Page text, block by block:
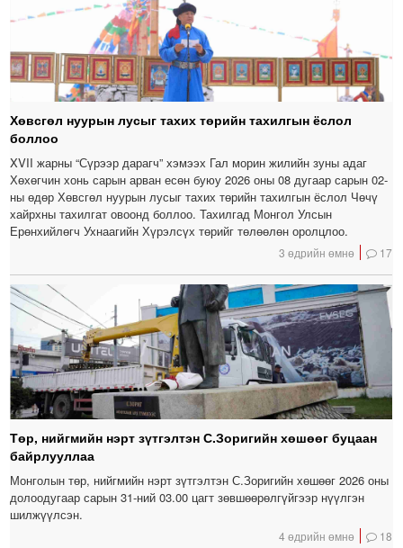
Хөвсгөл нуурын лусыг тахих төрийн тахилгын ёслол
боллоо
XVII жарны “Сүрээр дарагч” хэмээх Гал морин жилийн зуны адаг
Хөхөгчин хонь сарын арван есөн буюу 2026 оны 08 дугаар сарын 02-
ны өдөр Хөвсгөл нуурын лусыг тахих төрийн тахилгын ёслол Чөчү
хайрхны тахилгат овоонд боллоо. Тахилгад Монгол Улсын
Ерөнхийлөгч Ухнаагийн Хүрэлсүх төрийг төлөөлөн оролцлоо.
3 өдрийн өмнө 17
Төр, нийгмийн нэрт зүтгэлтэн С.Зоригийн хөшөөг буцаан
байрлууллаа
Монголын төр, нийгмийн нэрт зүтгэлтэн С.Зоригийн хөшөөг 2026 оны
долоодугаар сарын 31-ний 03.00 цагт зөвшөөрөлгүйгээр нүүлгэн
шилжүүлсэн.
4 өдрийн өмнө 18